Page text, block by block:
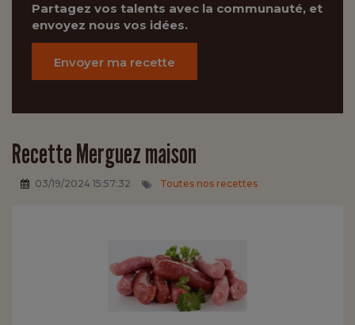
Partagez vos talents avec la communauté, et
envoyez nous vos idées.
Envoyer ma recette
Recette Merguez maison
03/19/2024 15:57:32 Toutes nos recettes